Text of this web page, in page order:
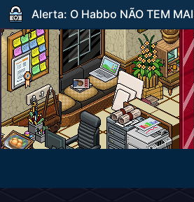
Alerta: O Habbo NÃO TEM